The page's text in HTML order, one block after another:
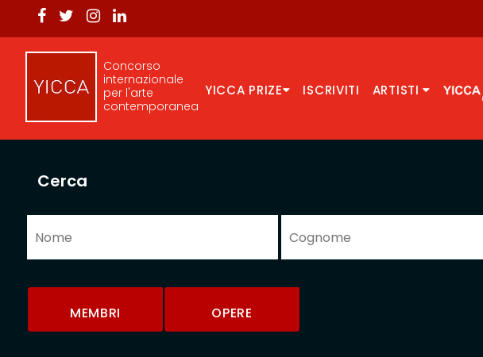
Concorso
internazionale
per l'arte
contemporanea
YICCA PRIZE ISCRIVITI ARTISTI
Cerca
MEMBRI OPERE